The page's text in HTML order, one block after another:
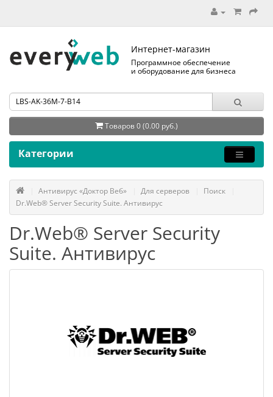
Интернет-магазин
Программное обеспечение
и оборудование для бизнеса
Товаров 0 (0.00 руб.)
Категории
Антивирус «Доктор Веб» Для серверов
Поиск
Dr.Web® Server Security Suite. Антивирус
Dr.Web® Server Security
Suite. Антивирус